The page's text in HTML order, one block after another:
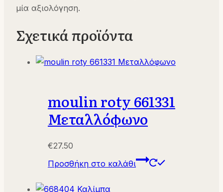
μία αξιολόγηση.
Σχετικά προϊόντα
moulin roty 661331
Μεταλλόφωνο
€27.50
Προσθήκη στο καλάθι